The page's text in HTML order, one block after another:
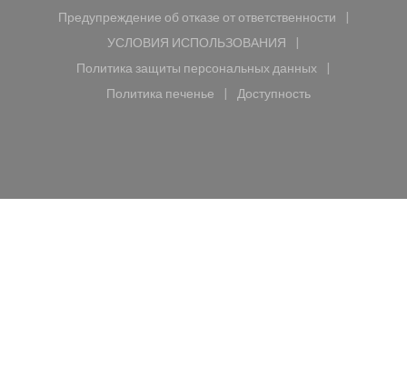
Предупреждение об отказе от ответственности
((открывается в новом окне))
УСЛОВИЯ ИСПОЛЬЗОВАНИЯ
((открывается в новом окне))
Политика защиты персональных данных
((открывается в новом окне))
Политика печенье
((открывается в новом окне))
Доступность